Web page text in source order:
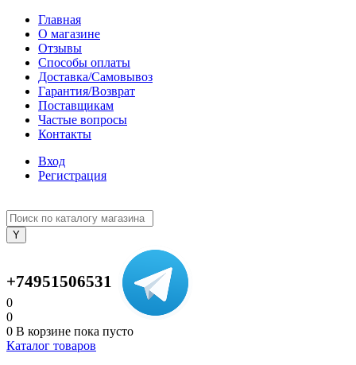
Главная
О магазине
Отзывы
Способы оплаты
Доставка/Самовывоз
Гарантия/Возврат
Поставщикам
Частые вопросы
Контакты
Вход
Регистрация
+74951506531
0
0
0 В корзине пока пусто
Каталог товаров